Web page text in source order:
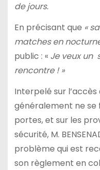
de jours.
En précisant que «
matches en
public : « Je veux un
rencontre ! »
Interpelé sur
généralement ne se
portes, et sur les
sécurité, M.
problème qui est
son règlement en